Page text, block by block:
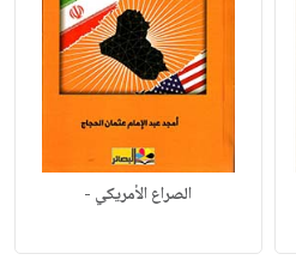
الصراع الأمريكي -